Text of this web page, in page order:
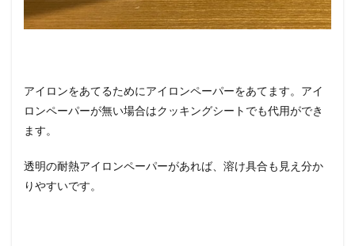
アイロンをあてるためにアイロンペーパーをあてます。アイ
ロンペーパーが無い場合はクッキングシートでも代用ができ
ます。
透明の耐熱アイロンペーパーがあれば、溶け具合も見え分か
りやすいです。